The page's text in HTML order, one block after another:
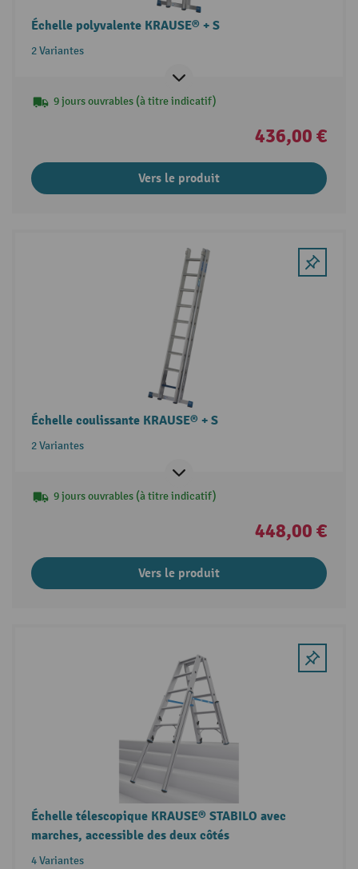
Échelle polyvalente KRAUSE® + S
2 Variantes
9 jours ouvrables (à titre indicatif)
436,00 €
Vers le produit
Échelle coulissante KRAUSE® + S
2 Variantes
9 jours ouvrables (à titre indicatif)
448,00 €
Vers le produit
Échelle télescopique KRAUSE® STABILO avec
marches, accessible des deux côtés
4 Variantes